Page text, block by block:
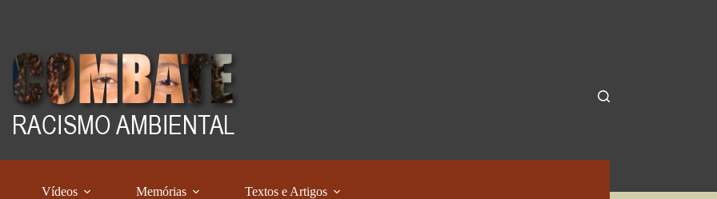
Vídeos Memórias Textos e Artigos